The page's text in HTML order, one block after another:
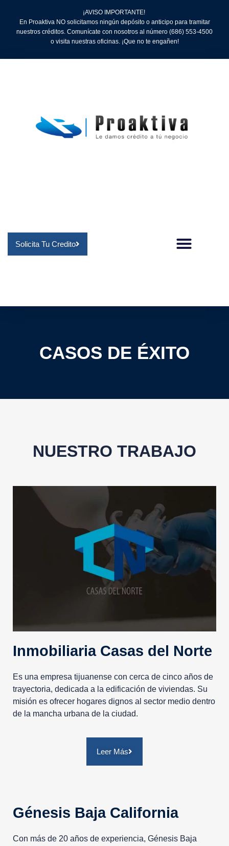
¡AVISO IMPORTANTE!
En Proaktiva NO solicitamos ningún depósito o anticipo para tramitar
nuestros créditos. Comunícate con nosotros al número (686) 553-4500
o visita nuestras oficinas. ¡Que no te engañen!
Solicita Tu Credito
CASOS DE ÉXITO
NUESTRO TRABAJO
Inmobiliaria Casas del Norte
Es una empresa tijuanense con cerca de cinco años de
trayectoria, dedicada a la edificación de viviendas. Su
misión es ofrecer hogares dignos al sector medio dentro
de la mancha urbana de la ciudad.
Leer Más
Génesis Baja California
Con más de 20 años de experiencia, Génesis Baja